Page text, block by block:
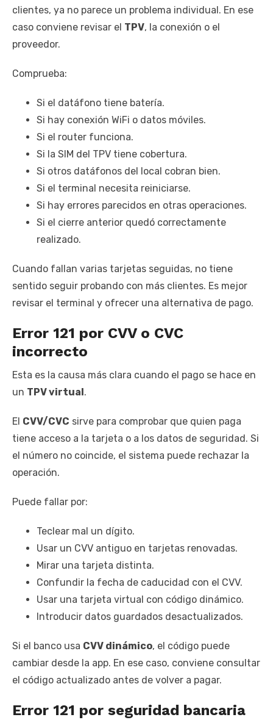
clientes, ya no parece un problema individual. En ese
caso conviene revisar el TPV, la conexión o el
proveedor.
Comprueba:
Si el datáfono tiene batería.
Si hay conexión WiFi o datos móviles.
Si el router funciona.
Si la SIM del TPV tiene cobertura.
Si otros datáfonos del local cobran bien.
Si el terminal necesita reiniciarse.
Si hay errores parecidos en otras operaciones.
Si el cierre anterior quedó correctamente
realizado.
Cuando fallan varias tarjetas seguidas, no tiene
sentido seguir probando con más clientes. Es mejor
revisar el terminal y ofrecer una alternativa de pago.
Error 121 por CVV o CVC
incorrecto
Esta es la causa más clara cuando el pago se hace en
un TPV virtual .
El CVV/CVC sirve para comprobar que quien paga
tiene acceso a la tarjeta o a los datos de seguridad. Si
el número no coincide, el sistema puede rechazar la
operación.
Puede fallar por:
Teclear mal un dígito.
Usar un CVV antiguo en tarjetas renovadas.
Mirar una tarjeta distinta.
Confundir la fecha de caducidad con el CVV.
Usar una tarjeta virtual con código dinámico.
Introducir datos guardados desactualizados.
Si el banco usa CVV dinámico, el código puede
cambiar desde la app. En ese caso, conviene consultar
el código actualizado antes de volver a pagar.
Error 121 por seguridad bancaria